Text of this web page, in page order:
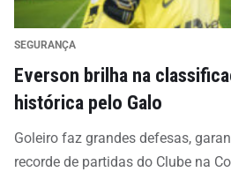
SEGURANÇA
Everson brilha na
histórica pelo Galo
Goleiro faz grandes defesas,
recorde de partidas do Clube na